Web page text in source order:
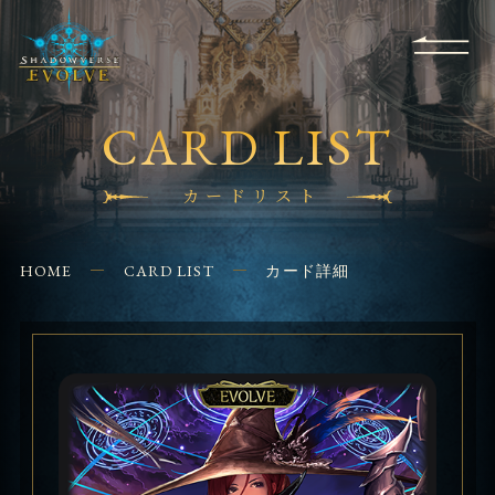
Q&A
EVENT SHOPS
FOR
BEGINNERS
APPLICATION
CONTACT
CARD LIST
カードリスト
HOME CARD LIST カード詳細